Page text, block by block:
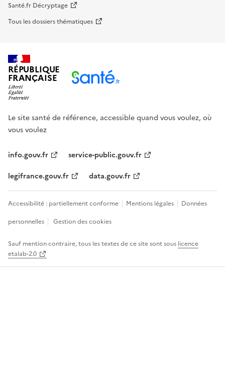
Santé.fr Décryptage
Tous les dossiers thématiques
RÉPUBLIQUE
FRANÇAISE
Le site santé de référence, accessible quand vous voulez, où
vous voulez
info.gouv.fr
service-public.gouv.fr
legifrance.gouv.fr
data.gouv.fr
Accessibilité : partiellement conforme Mentions légales
Données
personnelles
Gestion des cookies
Sauf mention contraire, tous les textes de ce site sont sous licence
etalab-2.0